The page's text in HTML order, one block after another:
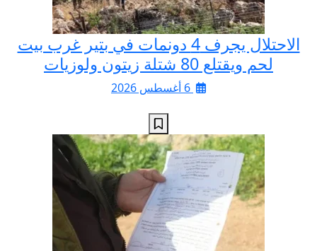
الاحتلال يجرف 4 دونمات في بتير غرب بيت
لحم ويقتلع 80 شتلة زيتون ولوزيات